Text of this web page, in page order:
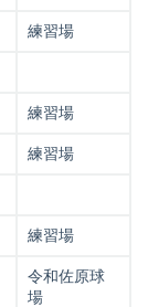
練習場
練習場
練習場
練習場
令和佐原球
場